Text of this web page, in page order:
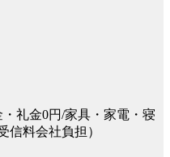
礼金0円/家具・家電・寝
信料会社負担）